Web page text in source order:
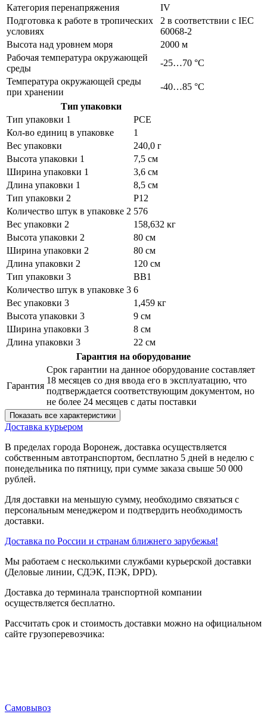
Категория перенапряжения
IV
Подготовка к работе в тропических
условиях
2 в соответствии с IEC
60068-2
Высота над уровнем моря
2000 м
Рабочая температура окружающей
среды
-25…70 °C
Температура окружающей среды
при хранении
-40…85 °C
Тип упаковки
Тип упаковки 1
PCE
Кол-во единиц в упаковке
1
Вес упаковки
240,0 г
Высота упаковки 1
7,5 см
Ширина упаковки 1
3,6 см
Длина упаковки 1
8,5 см
Тип упаковки 2
P12
Количество штук в упаковке 2 576
Вес упаковки 2
158,632 кг
Высота упаковки 2
80 см
Ширина упаковки 2
80 см
Длина упаковки 2
120 см
Тип упаковки 3
BB1
Количество штук в упаковке 3 6
Вес упаковки 3
1,459 кг
Высота упаковки 3
9 см
Ширина упаковки 3
8 см
Длина упаковки 3
22 см
Гарантия на оборудование
Гарантия
Срок гарантии на данное оборудование составляет
18 месяцев со дня ввода его в эксплуатацию, что
подтверждается соответствующим документом, но
не более 24 месяцев с даты поставки
Показать все характеристики
Доставка курьером
В пределах города Воронеж, доставка осуществляется
собственным автотранспортом, бесплатно 5 дней в неделю с
понедельника по пятницу, при сумме заказа свыше 50 000
рублей.
Для доставки на меньшую сумму, необходимо связаться с
персональным менеджером и подтвердить необходимость
доставки.
Доставка по России и странам ближнего зарубежья!
Мы работаем с несколькими службами курьерской доставки
(Деловые линии, СДЭК, ПЭК, DPD).
Доставка до терминала транспортной компании
осуществляется бесплатно.
Рассчитать срок и стоимость доставки можно на официальном
сайте грузоперевозчика:
Самовывоз